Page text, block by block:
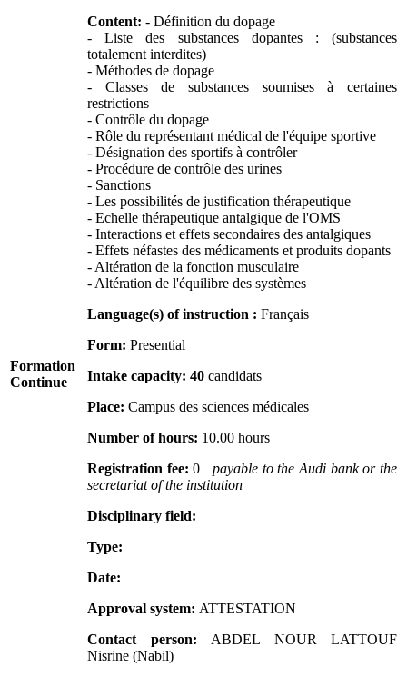
Formation
Continue
Content: - Définition du dopage
- Liste des substances dopantes : (substances
totalement interdites)
- Méthodes de dopage
- Classes de substances soumises à certaines
restrictions
- Contrôle du dopage
- Rôle du représentant médical de l'équipe sportive
- Désignation des sportifs à contrôler
- Procédure de contrôle des urines
- Sanctions
- Les possibilités de justification thérapeutique
- Echelle thérapeutique antalgique de l'OMS
- Interactions et effets secondaires des antalgiques
- Effets néfastes des médicaments et produits dopants
- Altération de la fonction musculaire
- Altération de l'équilibre des systèmes
Language(s) of instruction : Français
Form: Presential
Intake capacity: 40 candidats
Place: Campus des sciences médicales
Number of hours: 10.00 hours
Registration fee:0payable to the Audi bank or the
secretariat of the institution
Disciplinary field:
Type:
Date:
Approval system: ATTESTATION
Contact person: ABDEL NOUR LATTOUF
Nisrine (Nabil)